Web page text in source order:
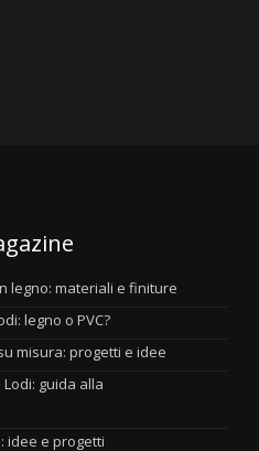
legno: materiali e finiture
legno o PVC?
misura: progetti e idee
guida alla
idee e progetti